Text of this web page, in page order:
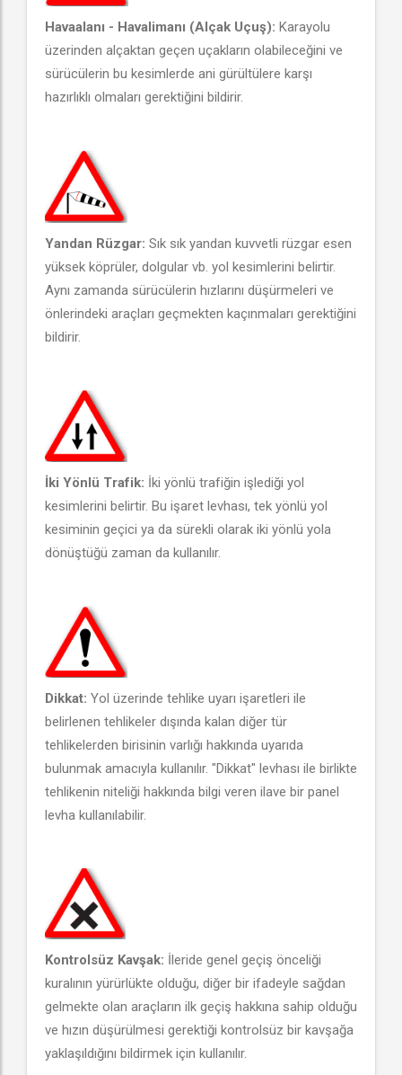
Havaalanı - Havalimanı (Alçak Uçuş): Karayolu
üzerinden alçaktan geçen uçakların olabileceğini ve
sürücülerin bu kesimlerde ani gürültülere karşı
hazırlıklı olmaları gerektiğini bildirir.
Yandan Rüzgar: Sık sık yandan kuvvetli rüzgar esen
yüksek köprüler, dolgular vb. yol kesimlerini belirtir.
Aynı zamanda sürücülerin hızlarını düşürmeleri ve
önlerindeki araçları geçmekten kaçınmaları gerektiğini
bildirir.
İki Yönlü Trafik: İki yönlü trafiğin işlediği yol
kesimlerini belirtir. Bu işaret levhası, tek yönlü yol
kesiminin geçici ya da sürekli olarak iki yönlü yola
dönüştüğü zaman da kullanılır.
Dikkat: Yol üzerinde tehlike uyarı işaretleri ile
belirlenen tehlikeler dışında kalan diğer tür
tehlikelerden birisinin varlığı hakkında uyarıda
bulunmak amacıyla kullanılır. "Dikkat" levhası ile birlikte
tehlikenin niteliği hakkında bilgi veren ilave bir panel
levha kullanılabilir.
Kontrolsüz Kavşak: İleride genel geçiş önceliği
kuralının yürürlükte olduğu, diğer bir ifadeyle sağdan
gelmekte olan araçların ilk geçiş hakkına sahip olduğu
ve hızın düşürülmesi gerektiği kontrolsüz bir kavşağa
yaklaşıldığını bildirmek için kullanılır.